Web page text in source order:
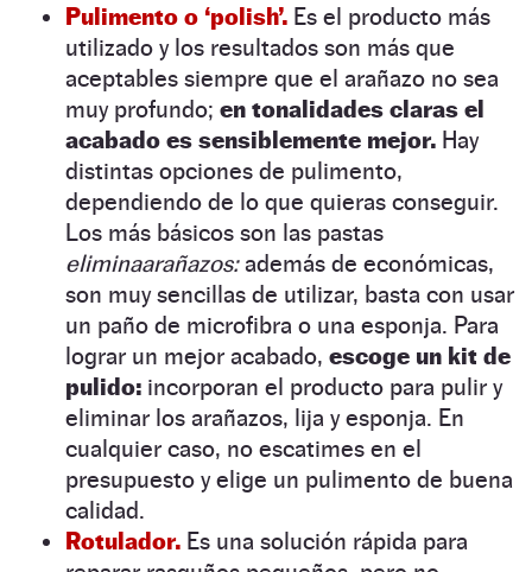
Pulimento o ‘polish’. Es el producto más
utilizado y los resultados son más que
aceptables siempre que el arañazo no sea
muy profundo; en tonalidades claras el
acabado es sensiblemente mejor. Hay
distintas opciones de pulimento,
dependiendo de lo que quieras conseguir.
Los más básicos son las pastas
eliminaarañazos:además de económicas,
son muy sencillas de utilizar, basta con usar
un paño de microfibra o una esponja. Para
lograr un mejor acabado, escoge un kit de
pulido: incorporan el producto para pulir y
eliminar los arañazos, lija y esponja. En
cualquier caso, no escatimes en el
presupuesto y elige un pulimento de buena
calidad.
Rotulador. Es una solución rápida para